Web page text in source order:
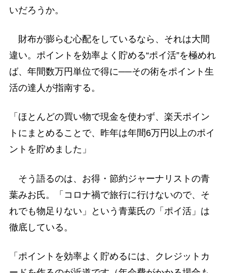
いだろうか。
財布が膨らむ心配をしているなら、それは大間
違い。ポイントを効率よく貯める“ポイ活”を極めれ
ば、年間数万円単位で得に──その術をポイント生
活の達人が指南する。
「ほとんどの買い物で現金を使わず、楽天ポイン
トにまとめることで、昨年は年間6万円以上のポイ
ントを貯めました」
そう語るのは、お得・節約ジャーナリストの青
葉みお氏。「コロナ禍で旅行に行けないので、そ
れでも物足りない」という青葉氏の「ポイ活」は
徹底している。
「ポイントを効率よく貯めるには、クレジットカ